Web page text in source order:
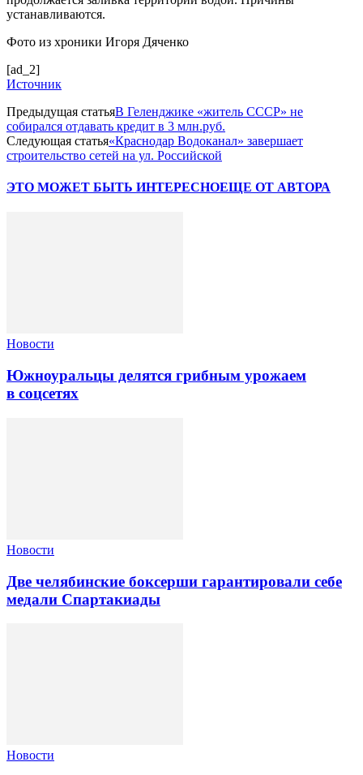
устанавливаются.
Фото из хроники Игоря Дяченко
[ad_2]
Источник
Предыдущая статьяВ Геленджике «житель СССР» не
собирался отдавать кредит в 3 млн.руб.
Следующая статья«Краснодар Водоканал» завершает
строительство сетей на ул. Российской
ЭТО МОЖЕТ БЫТЬ ИНТЕРЕСНОЕЩЕ ОТ АВТОРА
Новости
Южноуральцы делятся грибным урожаем
в соцсетях
Новости
Две челябинские боксерши гарантировали себе
медали Спартакиады
Новости